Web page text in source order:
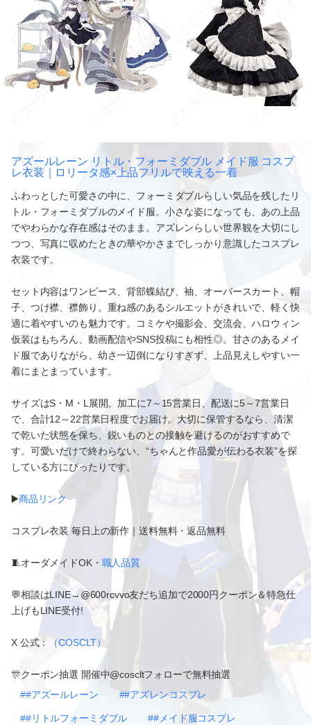
アズールレーン リトル・フォーミダブル メイド服 コスプ
レ衣装｜ロリータ感×上品フリルで映える一着
ふわっとした可愛さの中に、フォーミダブルらしい気品を残したリ
トル・フォーミダブルのメイド服。小さな姿になっても、あの上品
でやわらかな存在感はそのまま。アズレンらしい世界観を大切にし
つつ、写真に収めたときの華やかさまでしっかり意識したコスプレ
衣装です。
セット内容はワンピース、背部蝶結び、袖、オーバースカート、帽
子、つけ襟、襟飾り。重ね感のあるシルエットがきれいで、軽く快
適に着やすいのも魅力です。コミケや撮影会、交流会、ハロウィン
仮装はもちろん、動画配信やSNS投稿にも相性◎。甘さのあるメイ
ド服でありながら、幼さ一辺倒になりすぎず、上品見えしやすい一
着にまとまっています。
サイズはS・M・L展開。加工に7～15営業日、配送に5～7営業日
で、合計12～22営業日程度でお届け。大切に保管するなら、清潔
で乾いた状態を保ち、鋭いものとの接触を避けるのがおすすめで
す。可愛いだけで終わらない、“ちゃんと作品愛が伝わる衣装”を探
している方にぴったりです。
▶️商品リンク
コスプレ衣装 毎日上の新作｜送料無料・返品無料
🧵オーダメイドOK・ 職人品質
💬相談はLINE→@600rcvvo友だち追加で2000円クーポン＆特急仕
上げもLINE受付!
X 公式： （COSCLT）
🎊クーポン抽選 開催中@coscltフォローで無料抽選
##アズールレーン
##アズレンコスプレ
##リトルフォーミダブル ##メイド服コスプレ